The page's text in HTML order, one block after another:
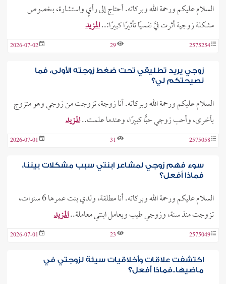
السلام عليكم ورحمة الله وبركاته. أحتاج إلى رأيٍ واستشارة، بخصوص
مشكلة زوجية أثرت فيَّ نفسيًا تأثيرًا كبيرًا:..المزيد
2575254
29
2026-07-02
زوجي يريد تطليقي تحت ضغط زوجته الأولى، فما
نصيحتكم لي؟
السلام عليكم ورحمة الله وبركاته. أنا زوجة، تزوجت من زوجي وهو متزوج
بأخرى، وأحب زوجي حبًّا كبيرًا، وعندما علمت..المزيد
2575058
31
2026-07-01
سوء فهم زوجي لمشاعر ابنتي سبب مشكلات بيننا،
فماذا أفعل؟
السلام عليكم ورحمة الله وبركاته. أنا مطلقة، ولدي بنت عمرها 6 سنوات،
تزوجت منذ سنة، وزوجي طيب ويعامل ابنتي معاملة..المزيد
2575049
23
2026-07-01
اكتشفت علاقات وأخلاقيات سيئة لزوجتي في
ماضيها..فماذا أفعل؟